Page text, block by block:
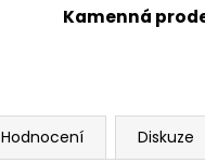
Kamenná
Hodnocení Diskuze